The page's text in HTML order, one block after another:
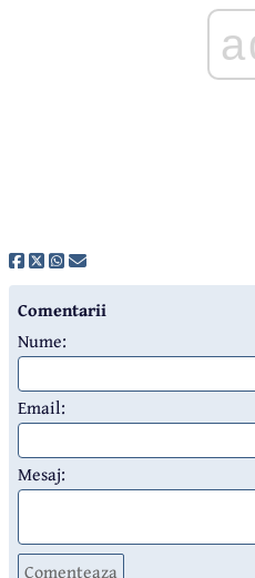
Comentarii
Nume:
Email:
Mesaj:
Comenteaza